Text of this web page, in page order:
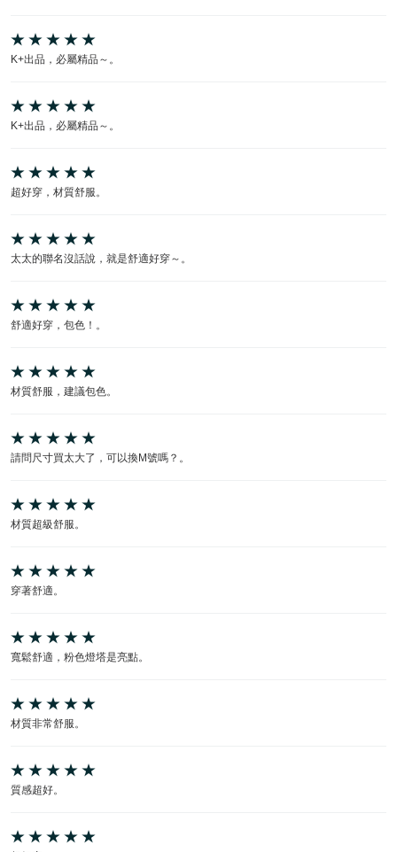
K+出品，必屬精品～。
K+出品，必屬精品～。
超好穿，材質舒服。
太太的聯名沒話說，就是舒適好穿～。
舒適好穿，包色！。
材質舒服，建議包色。
請問尺寸買太大了，可以換M號嗎？。
材質超級舒服。
穿著舒適。
寬鬆舒適，粉色燈塔是亮點。
材質非常舒服。
質感超好。